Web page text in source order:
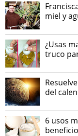
miel y
¿Usas
truco
del
6 usos
beneficio